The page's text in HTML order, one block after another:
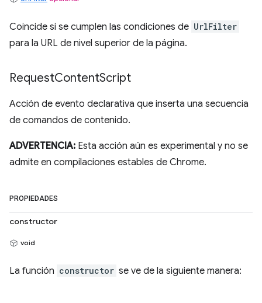
Coincide si se cumplen las condiciones de UrlFilter
para la URL de nivel superior de la página.
RequestContentScript
Acción de evento declarativa que inserta una secuencia
de comandos de contenido.
ADVERTENCIA: Esta acción aún es experimental y no se
admite en compilaciones estables de Chrome.
PROPIEDADES
constructor
void
La función constructor se ve de la siguiente manera: